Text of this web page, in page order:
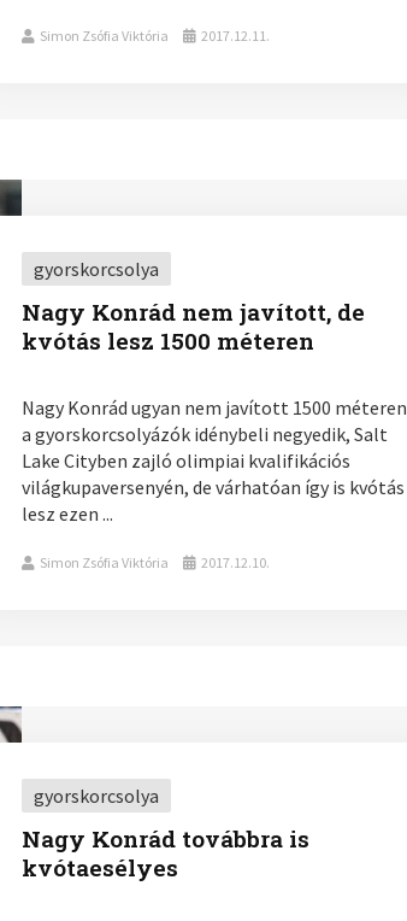
Simon Zsófia Viktória 2017.12.11.
gyorskorcsolya
Nagy Konrád nem javított, de
kvótás lesz 1500 méteren
Nagy Konrád ugyan nem javított 1500 méteren
a gyorskorcsolyázók idénybeli negyedik, Salt
Lake Cityben zajló olimpiai kvalifikációs
világkupaversenyén, de várhatóan így is kvótás
lesz ezen ...
Simon Zsófia Viktória 2017.12.10.
gyorskorcsolya
Nagy Konrád továbbra is
kvótaesélyes